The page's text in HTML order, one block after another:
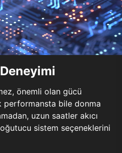
önemli olan gücü
performansta bile donma
uzun saatler akıcı
sistem seçeneklerini